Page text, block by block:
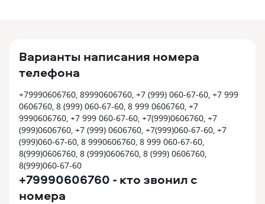
Варианты написания номера
телефона
+79990606760, 89990606760, +7 (999) 060-67-60, +7 999
0606760, 8 (999) 060-67-60, 8 999 0606760, +7
9990606760, +7 999 060-67-60, +7(999)0606760, +7
(999)0606760, +7 (999) 0606760, +7(999)060-67-60, +7
(999)060-67-60, 8 9990606760, 8 999 060-67-60,
8(999)0606760, 8 (999)0606760, 8 (999) 0606760,
8(999)060-67-60
+79990606760 - кто звонил с
номера